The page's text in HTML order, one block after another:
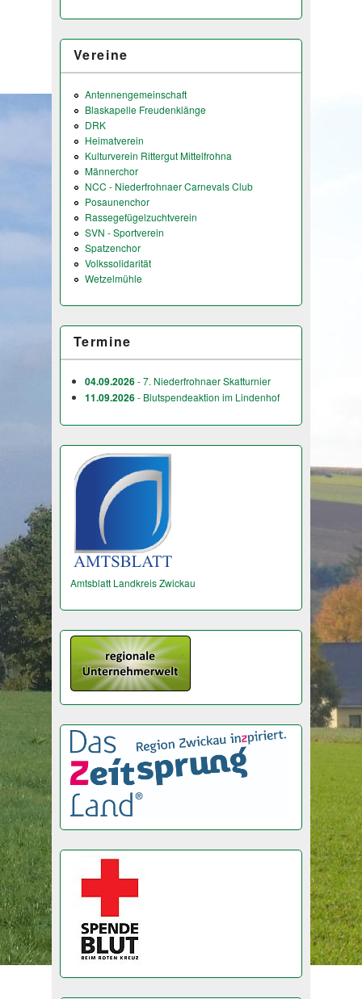
Vereine
Antennengemeinschaft
Blaskapelle Freudenklänge
DRK
Heimatverein
Kulturverein Rittergut Mittelfrohna
Männerchor
NCC - Niederfrohnaer Carnevals Club
Posaunenchor
Rassegefügelzuchtverein
SVN - Sportverein
Spatzenchor
Volkssolidarität
Wetzelmühle
Termine
04.09.2026- 7. Niederfrohnaer Skatturnier
11.09.2026- Blutspendeaktion im Lindenhof
Amtsblatt Landkreis Zwickau